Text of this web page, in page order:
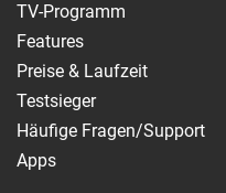
TV-Programm
Features
Preise & Laufzeit
Testsieger
Häufige Fragen/Support
Apps